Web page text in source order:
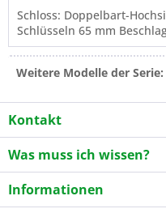
Schloss: Doppelbart-
Schlüsseln 65 mm
Weitere Modelle der
Kontakt
Was muss ich wissen?
Informationen